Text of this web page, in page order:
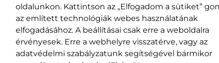
oldalunkon. Kattintson az „Elfogadom a sütiket”
az említett technológiák webes használatának
elfogadásához. A beállításai csak erre a weboldalra
érvényesek. Erre a webhelyre visszatérve, vagy az
adatvédelmi szabályzatunk segítségével bármikor